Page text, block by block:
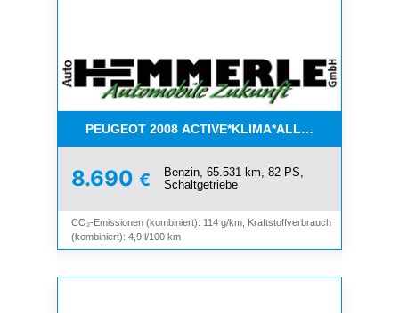
PEUGEOT 2008
8.690 €
Benzin, 65.531 km, 82 PS,
Schaltgetriebe
CO₂-Emissionen (kombiniert): 114 g/km, Kraftstoffverbrauch
(kombiniert): 4,9 l/100 km